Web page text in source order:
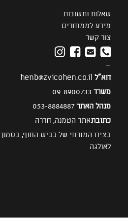
שאלות ותשובות
מידע לממחזרים
צור קשר
—
דוא"ל henb@zvicohen.co.il
משרד 09-8900733
מנהל האתר 053-8884887
כתובתאתר הטמנה, חדרה
בצידו המזרחי של כביש החוף, בסמוך
לאולגה